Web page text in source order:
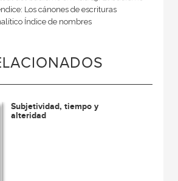
Los cánones de escrituras
Índice de nombres
Subjetividad, tiempo y
alteridad